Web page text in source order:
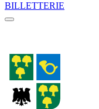
BILLETTERIE
Menu